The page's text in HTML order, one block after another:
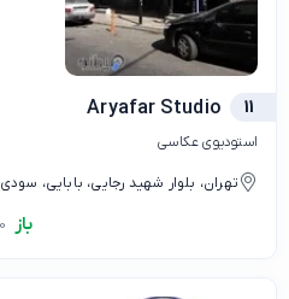
11
Aryafar Studio
استودیوی عکاسی
تهران، بلوار شهید رجایی، بابایی، سودی
باز